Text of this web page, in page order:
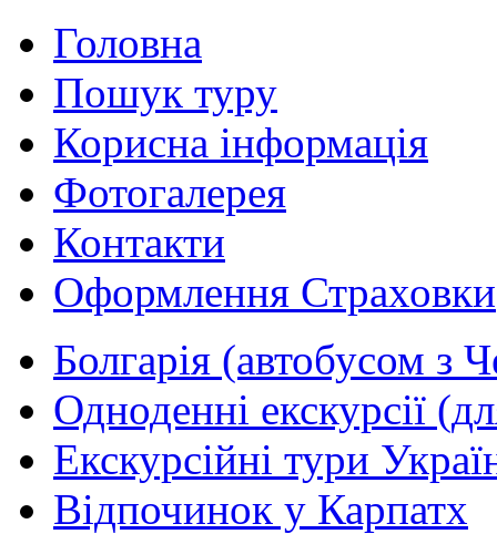
Головна
Пошук туру
Корисна інформація
Фотогалерея
Контакти
Оформлення Страховки
Болгарія (автобусом з
Одноденні екскурсії
Екскурсійні тури
Відпочинок у Карпатх